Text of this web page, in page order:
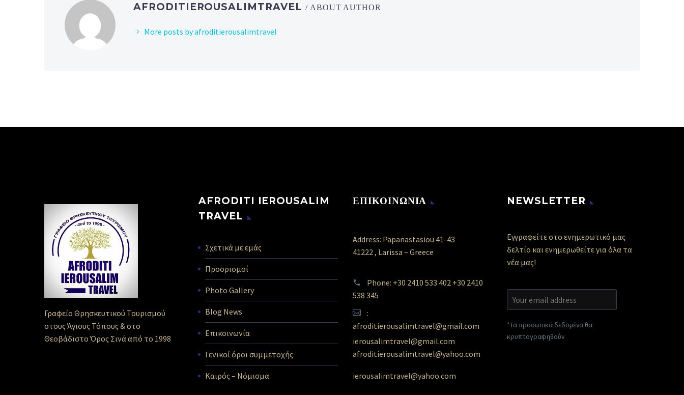
AFRODITIEROUSALIMTRAVEL / ABOUT AUTHOR
More posts by afroditierousalimtravel
Γραφείο Θρησκευτικού Τουρισμού
στους Άγιους Τόπους & στο
Θεοβάδιστο Όρος Σινά από το 1998
AFRODITI IEROUSALIM
TRAVEL
Σχετικά με εμάς
Προορισμοί
Photo Gallery
Blog News
Επικοινωνία
Γενικοί όροι συμμετοχής
Καιρός – Νόμισμα
ΕΠΙΚΟΙΝΩΝΙΑ
Address: Papanastasiou 41-43
41222 , Larissa – Greece
Phone: +30 2410 533 402 +30 2410
538 345
:
afroditierousalimtravel@gmail.com
ierousalimtravel@gmail.com
afroditierousalimtravel@yahoo.com
ierousalimtravel@yahoo.com
NEWSLETTER
Εγγραφείτε στο ενημερωτικό μας
δελτίο και ενημερωθείτε για όλα τα
νέα μας!
*Τα προσωπικά δεδομένα θα
κρυπτογραφηθούν